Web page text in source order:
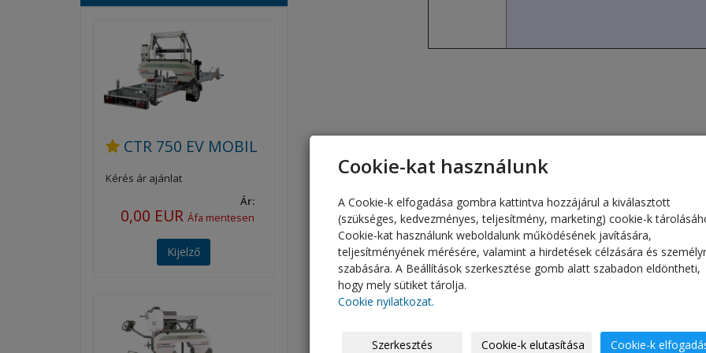
CTR 750 EV MOBIL
Kérés ár ajánlat
Ár:
0,00 EUR Áfa mentesen
Kijelző
Cookie-kat használunk
A Cookie-k elfogadása gombra kattintva hozzájárul a kiválasztott
(szükséges, kedvezményes, teljesítmény, marketing) cookie-k
Cookie-kat használunk weboldalunk működésének javítására,
teljesítményének mérésére, valamint a hirdetések célzására és
szabására. A Beállítások szerkesztése gomb alatt szabadon eldöntheti,
hogy mely sütiket tárolja.
Cookie nyilatkozat.
Szerkesztés Cookie-k elutasítása Cookie-k